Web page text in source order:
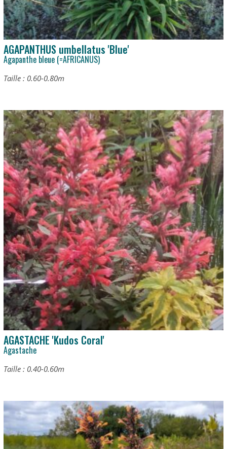
AGAPANTHUS umbellatus 'Blue'
Agapanthe bleue (=AFRICANUS)
Taille : 0.60-0.80m
AGASTACHE 'Kudos Coral'
Agastache
Taille : 0.40-0.60m